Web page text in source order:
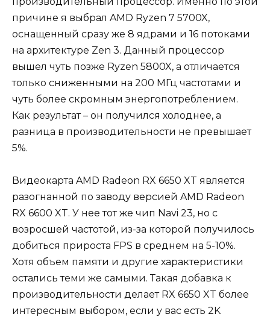
причине я выбрал AMD Ryzen 7 5700X,
оснащенный сразу же 8 ядрами и 16 потоками
на архитектуре Zen 3. Данный процессор
вышел чуть позже Ryzen 5800X, а отличается
только сниженными на 200 МГц частотами и
чуть более скромным энергопотреблением.
Как результат – он получился холоднее, а
разница в производительности не превышает
5%.
Видеокарта AMD Radeon RX 6650 XT является
разогнанной по заводу версией AMD Radeon
RX 6600 XT. У нее тот же чип Navi 23, но с
возросшей частотой, из-за которой получилось
добиться прироста FPS в среднем на 5-10%.
Хотя объем памяти и другие характеристики
остались теми же самыми. Такая добавка к
производительности делает RX 6650 XT более
интересным выбором, если у вас есть 2K